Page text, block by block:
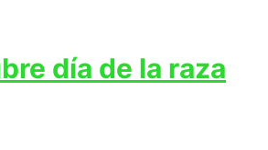
día de la raza